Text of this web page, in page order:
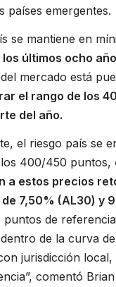
países emergentes.
se mantiene en
los últimos ocho
mercado está
el rango de los
del año.
el riesgo país se
400/450 puntos,
a estos precios
7,50% (AL30) y
de
de la curva
jurisdicción
comentó